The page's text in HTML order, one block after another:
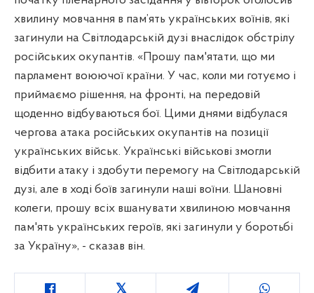
хвилину мовчання в пам’ять українських воїнів, які
загинули на Світлодарській дузі внаслідок обстрілу
російських окупантів. «Прошу пам'ятати, що ми
парламент воюючої країни. У час, коли ми готуємо і
приймаємо рішення, на фронті, на передовій
щоденно відбуваються бої. Цими днями відбулася
чергова атака російських окупантів на позиції
українських військ. Українські військові змогли
відбити атаку і здобути перемогу на Світлодарській
дузі, але в ході боїв загинули наші воїни. Шановні
колеги, прошу всіх вшанувати хвилиною мовчання
пам'ять українських героїв, які загинули у боротьбі
за Україну», - сказав він.